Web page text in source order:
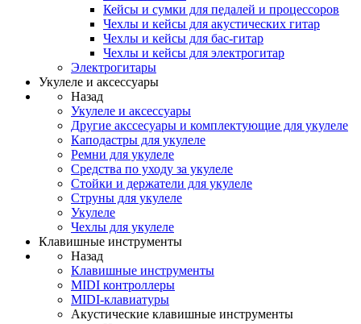
Кейсы и сумки для педалей и процессоров
Чехлы и кейсы для акустических гитар
Чехлы и кейсы для бас-гитар
Чехлы и кейсы для электрогитар
Электрогитары
Укулеле и аксессуары
Назад
Укулеле и аксессуары
Другие акссесуары и комплектующие для укулеле
Каподастры для укулеле
Ремни для укулеле
Средства по уходу за укулеле
Стойки и держатели для укулеле
Струны для укулеле
Укулеле
Чехлы для укулеле
Клавишные инструменты
Назад
Клавишные инструменты
MIDI контроллеры
MIDI-клавиатуры
Акустические клавишные инструменты